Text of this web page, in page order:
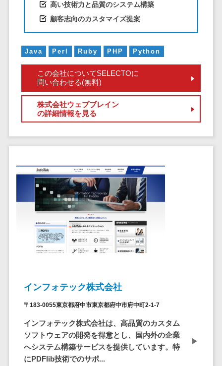
物品管理システム> RPAツール>
物流・流通向け
車両管理システム>
商圏分析ツール>
配送管理システム>
バース予約システム>
運送業務支援システム>
店舗業務支援システム>
配送ルート最適化>
IT点呼サービス>
医療・介護業界向け
電子カルテ>
障害福祉ソフト>
オンライン診療システム>
オンコール代行サービス>
訪問看護ステーション向けサービ
ス>
健康診断システム>
ファイル転送
サービス
テム
会議効率化ツ
ール
ナレッジ共有
ット
デジタルサイ
ネージソフト
オンライン校
正ツール
グループウェ
ア
テム
管理ツール
電子証明書サ
ービス
電子証明書サ
ービス
高い技術力と品質のシステム構築
顧客志向のカスタマイズ提案
Java Perl Ruby PHP Python
この会社についてSELECTOに
問い合わせる(無料)
株式会社ウェブブレイン
の詳細情報を見る
インフォテック株式会社
〒183-0055東京都府中市東京都府中市府中町2-1-7
インフォテック株式会社は、高品質のカスタム
ソフトウェアの開発を得意とし、国内外の企業
へシステム構築サービスを提供しています。特
にPDFlib技術でのサポ...